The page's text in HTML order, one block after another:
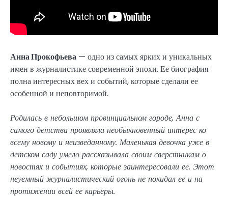
Анна Прокофьева — одно из самых ярких и уникальных
имен в журналистике современной эпохи. Ее биография
полна интересных вех и событий, которые сделали ее
особенной и неповторимой.
Родилась в небольшом провинциальном городе, Анна с
самого детства проявляла необыкновенный интерес ко
всему новому и неизведанному. Маленькая девочка уже в
детском саду умело рассказывала своим сверстникам о
новостях и событиях, которые заинтересовали ее. Этот
неуемный журналистический огонь не покидал ее и на
протяжении всей ее карьеры.